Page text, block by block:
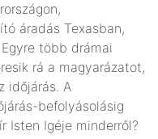
áradás Texasban,
több drámai
rá a magyarázatot,
időjárás. A
befolyásolásig
Isten Igéje minderről?